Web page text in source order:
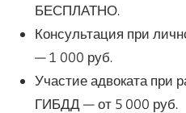
БЕСПЛАТНО.
Консультация при
— 1 000 руб.
Участие адвоката при
ГИБДД — от 5 000 руб.